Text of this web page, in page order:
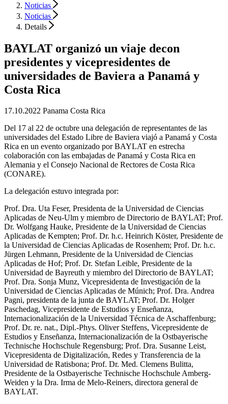
Noticias
Noticias
Details
BAYLAT organizó un viaje decon
presidentes y vicepresidentes de
universidades de Baviera a Panamá y
Costa Rica
17.10.2022 Panama Costa Rica
Del 17 al 22 de octubre una delegación de representantes de las
universidades del Estado Libre de Baviera viajó a Panamá y Costa
Rica en un evento organizado por BAYLAT en estrecha
colaboración con las embajadas de Panamá y Costa Rica en
Alemania y el Consejo Nacional de Rectores de Costa Rica
(CONARE).
La delegación estuvo integrada por:
Prof. Dra. Uta Feser, Presidenta de la Universidad de Ciencias
Aplicadas de Neu-Ulm y miembro de Directorio de BAYLAT; Prof.
Dr. Wolfgang Hauke, Presidente de la Universidad de Ciencias
Aplicadas de Kempten; Prof. Dr. h.c. Heinrich Köster, Presidente de
la Universidad de Ciencias Aplicadas de Rosenhem; Prof. Dr. h.c.
Jürgen Lehmann, Presidente de la Universidad de Ciencias
Aplicadas de Hof; Prof. Dr. Stefan Leible, Presidente de la
Universidad de Bayreuth y miembro del Directorio de BAYLAT;
Prof. Dra. Sonja Munz, Vicepresidenta de Investigación de la
Universidad de Ciencias Aplicadas de Múnich; Prof. Dra. Andrea
Pagni, presidenta de la junta de BAYLAT; Prof. Dr. Holger
Paschedag, Vicepresidente de Estudios y Enseñanza,
Internacionalización de la Universidad Técnica de Aschaffenburg;
Prof. Dr. re. nat., Dipl.-Phys. Oliver Steffens, Vicepresidente de
Estudios y Enseñanza, Internacionalización de la Ostbayerische
Technische Hochschule Regensburg; Prof. Dra. Susanne Leist,
Vicepresidenta de Digitalización, Redes y Transferencia de la
Universidad de Ratisbona; Prof. Dr. Med. Clemens Bulitta,
Presidente de la Ostbayerische Technische Hochschule Amberg-
Weiden y la Dra. Irma de Melo-Reiners, directora general de
BAYLAT.